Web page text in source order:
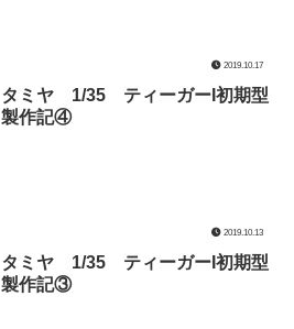
2019.10.17
タミヤ 1/35 ティーガーI初期型
製作記④
2019.10.13
タミヤ 1/35 ティーガーI初期型
製作記③